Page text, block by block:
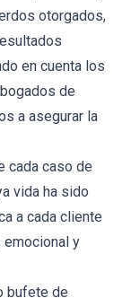
otorgados,
en cuenta los
de
a asegurar la
cada caso de
vida ha sido
a cada cliente
y
bufete de